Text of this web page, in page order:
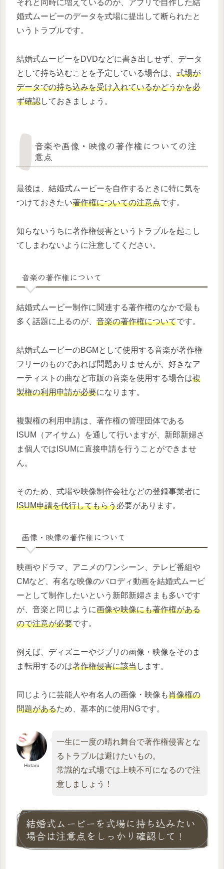
それと同時に増えているのが、アプリで自作した結
婚式ムービーのデータを式場に提出して断られたと
いうトラブルです。
結婚式ムービーをDVDなどに書き出しせず、データ
として持ち込むことを予定している場合は、 式場が
データでの持ち込みを受け入れているかどうかを必
ず確認しておきましょう。
音楽や画像・映像の著作権についての注
意点
最後は、結婚式ムービーを自作するときに特に気を
つけておきたい著作権についての注意点です。
知らないうちに著作権侵害というトラブルを起こし
てしまわないように注意してください。
音楽の著作権について
結婚式ムービー制作に関連する著作権のなかで最も
多く話題に上るのが、 音楽の著作権についてです。
結婚式ムービーのBGMとして使用する音楽が著作権
フリーのものであれば問題ありませんが、好きなア
ーティストの曲など市販の音楽を使用する場合は複
製権の利用申請が必要になります。
複製権の利用申請は、著作権の管理団体である
ISUM（アイサム）を通して行いますが、新郎新婦さ
ま個人ではISUMに直接申請を行うことができませ
ん。
そのため、式場や映像制作会社などの登録事業者に
ISUM申請を代行してもらう必要があります。
画像・映像の著作権について
映画やドラマ、アニメのワンシーン、テレビ番組や
CMなど、有名な映像のパロディ動画を結婚式ムービ
ーとして制作したいという新郎新婦さまも多いです
が、音楽と同じように画像や映像にも著作権がある
ので注意が必要です。
例えば、ディズニーやジブリの画像・映像をそのま
ま転用するのは著作権侵害に該当します。
同じように芸能人や有名人の画像・映像も肖像権の
問題があるため、基本的に使用NGです。
Hotaru
一生に一度の晴れ舞台で著作権侵害とな
るトラブルは避けたいもの。
常識的な式場では上映不可になるので注
意しましょう！
結婚式ムービーを式場に持ち込みたい
場合は注意点をしっかり確認して！